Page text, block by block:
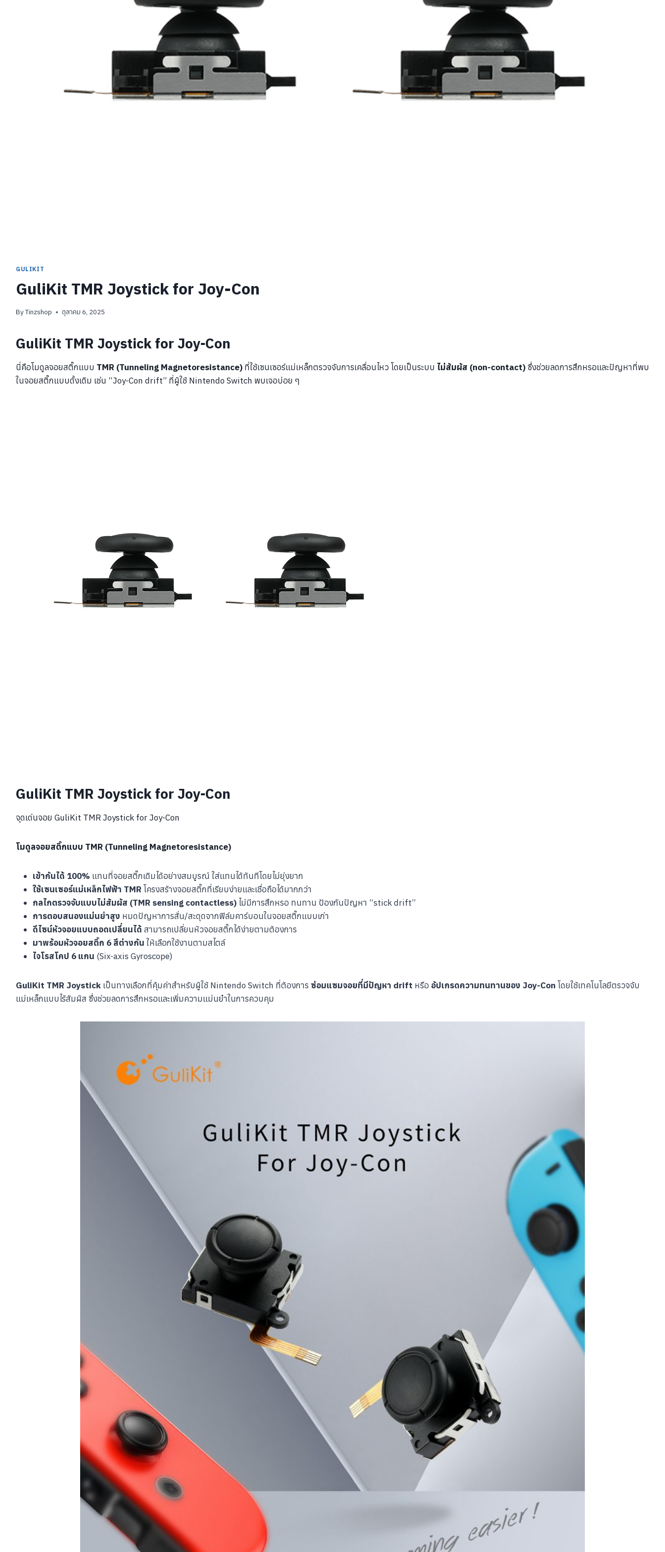
GULIKIT
GuliKit TMR Joystick for Joy-Con
ByTinzshop ตุลาคม 6, 2025
GuliKit TMR Joystick for Joy-Con
นี่คือโมดูลจอยสติ๊กแบบ TMR (Tunneling Magnetoresistance) ที่ใช้เซนเซอร์แม่เหล็กตรวจจับการเคลื่อนไหว โดยเป็นระบบ ไม่สัมผัส (non-contact)ซึ่งช่วยลดการสึกหรอและปัญหาที่พบ
ในจอยสติ๊กแบบดั้งเดิม เช่น “Joy-Con drift” ที่ผู้ใช้ Nintendo Switch พบเจอบ่อย ๆ
GuliKit TMR Joystick for Joy-Con
จุดเด่นจอย GuliKit TMR Joystick for Joy-Con
โมดูลจอยสติ๊กแบบ TMR (Tunneling Magnetoresistance)
เข้ากันได้ 100% แทนที่จอยสติ๊กเดิมได้อย่างสมบูรณ์ ใส่แทนได้ทันทีโดยไม่ยุ่งยาก
ใช้เซนเซอร์แม่เหล็กไฟฟ้า TMR โครงสร้างจอยสติ๊กที่เรียบง่ายและเชื่อถือได้มากกว่า
กลไกตรวจจับแบบไม่สัมผัส (TMR sensing contactless) ไม่มีการสึกหรอ ทนทาน ป้องกันปัญหา “stick drift”
การตอบสนองแม่นยำสูง หมดปัญหาการสั่น/สะดุดจากฟิล์มคาร์บอนในจอยสติ๊กแบบเก่า
ดีไซน์หัวจอยแบบถอดเปลี่ยนได้ สามารถเปลี่ยนหัวจอยสติ๊กได้ง่ายตามต้องการ
มาพร้อมหัวจอยสติ๊ก 6 สีต่างกัน ให้เลือกใช้งานตามสไตล์
ไจโรสโคป 6 แกน (Six-axis Gyroscope)
GuliKit TMR Joystick เป็นทางเลือกที่คุ้มค่าสำหรับผู้ใช้ Nintendo Switch ที่ต้องการ ซ่อมแซมจอยที่มีปัญหา drift หรือ อัปเกรดความทนทานของ Joy-Con โดยใช้เทคโนโลยีตรวจจับ
แม่เหล็กแบบไร้สัมผัส ซึ่งช่วยลดการสึกหรอและเพิ่มความแม่นยำในการควบคุม